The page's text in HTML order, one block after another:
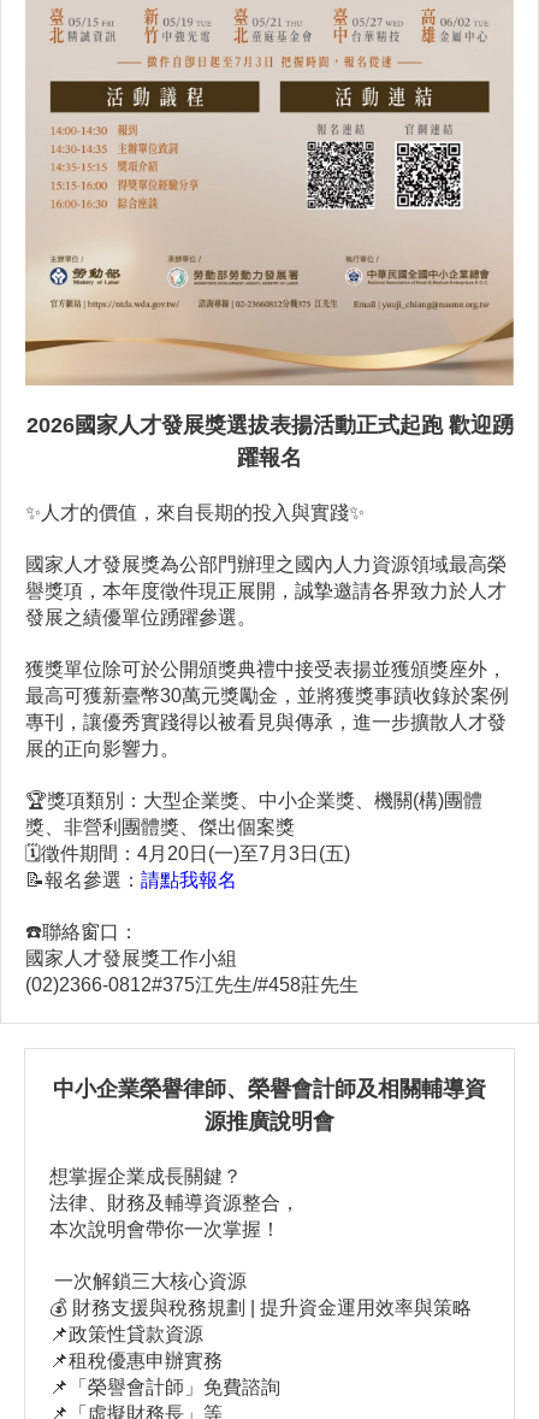
2026國家人才發展獎選拔表揚活動正式起跑 歡迎踴
躍報名
✨人才的價值，來自長期的投入與實踐✨
國家人才發展獎為公部門辦理之國內人力資源領域最高榮
譽獎項，本年度徵件現正展開，誠摯邀請各界致力於人才
發展之績優單位踴躍參選。
獲獎單位除可於公開頒獎典禮中接受表揚並獲頒獎座外，
最高可獲新臺幣30萬元獎勵金，並將獲獎事蹟收錄於案例
專刊，讓優秀實踐得以被看見與傳承，進一步擴散人才發
展的正向影響力。
🏆獎項類別：大型企業獎、中小企業獎、機關(構)團體
獎、非營利團體獎、傑出個案獎
🗓️徵件期間：4月20日(一)至7月3日(五)
📝報名參選： 請點我報名
☎️聯絡窗口：
國家人才發展獎工作小組
(02)2366-0812#375江先生/#458莊先生
中小企業榮譽律師、榮譽會計師及相關輔導資
源推廣說明會
想掌握企業成長關鍵？
法律、財務及輔導資源整合，
本次說明會帶你一次掌握！
一次解鎖三大核心資源
💰 財務支援與稅務規劃 | 提升資金運用效率與策略
📌政策性貸款資源
📌租稅優惠申辦實務
📌「榮譽會計師」免費諮詢
📌「虛擬財務長」等